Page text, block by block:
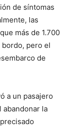
de síntomas
las
más de 1.700
pero el
de
a un pasajero
abandonar la